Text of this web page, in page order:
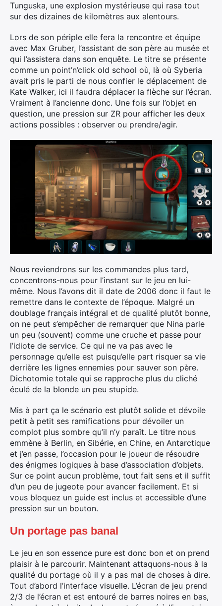
Tunguska, une explosion mystérieuse qui rasa tout
sur des dizaines de kilomètres aux alentours.
Lors de son périple elle fera la rencontre et équipe
avec Max Gruber, l’assistant de son père au musée et
qui l’assistera dans son enquête. Le titre se présente
comme un point’n’click old school où, là où Syberia
avait pris le parti de nous confier le déplacement de
Kate Walker, ici il faudra déplacer la flèche sur l’écran.
Vraiment à l’ancienne donc. Une fois sur l’objet en
question, une pression sur ZR pour afficher les deux
actions possibles : observer ou prendre/agir.
Nous reviendrons sur les commandes plus tard,
concentrons-nous pour l’instant sur le jeu en lui-
même. Nous l’avons dit il date de 2006 donc il faut le
remettre dans le contexte de l’époque. Malgré un
doublage français intégral et de qualité plutôt bonne,
on ne peut s’empêcher de remarquer que Nina parle
un peu (souvent) comme une cruche et passe pour
l’idiote de service. Ce qui ne va pas avec le
personnage qu’elle est puisqu’elle part risquer sa vie
derrière les lignes ennemies pour sauver son père.
Dichotomie totale qui se rapproche plus du cliché
éculé de la blonde un peu stupide.
Mis à part ça le scénario est plutôt solide et dévoile
petit à petit ses ramifications pour dévoiler un
complot plus sombre qu’il n’y paraît. Le titre nous
emmène à Berlin, en Sibérie, en Chine, en Antarctique
et j’en passe, l’occasion pour le joueur de résoudre
des énigmes logiques à base d’association d’objets.
Sur ce point aucun problème, tout fait sens et il suffit
d’un peu de jugeote pour avancer facilement. Et si
vous bloquez un guide est inclus et accessible d’une
pression sur un bouton.
Un portage pas banal
Le jeu en son essence pure est donc bon et on prend
plaisir à le parcourir. Maintenant attaquons-nous à la
qualité du portage où il y a pas mal de choses à dire.
Tout d’abord l’interface visuelle. L’écran de jeu prend
2/3 de l’écran et est entouré de barres noires en bas,